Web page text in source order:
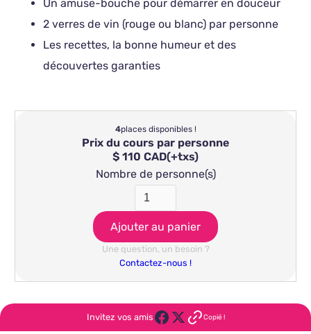
Un amuse-bouche pour démarrer en douceur
2 verres de vin (rouge ou blanc) par personne
Les recettes, la bonne humeur et des
découvertes garanties
4places disponibles !
Prix du cours par personne
$ 110 CAD(+txs)
Nombre de personne(s)
Une question, un besoin ?
Contactez-nous !
Invitez vos amis Copié !